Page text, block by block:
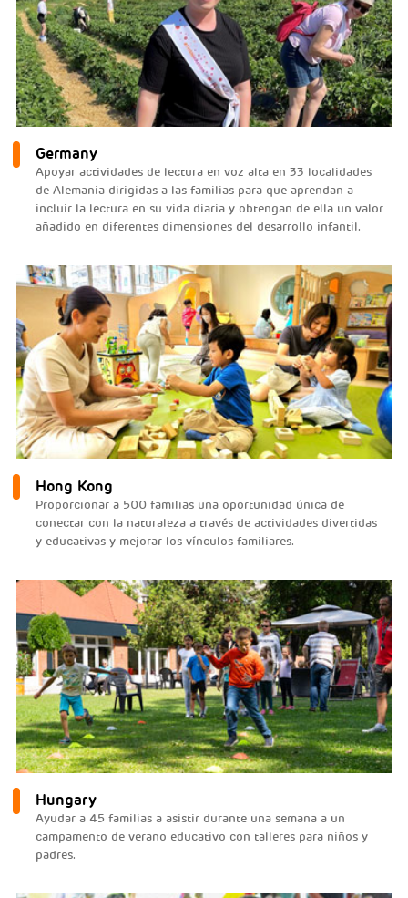
Germany
Apoyar actividades de lectura en voz alta en 33 localidades
de Alemania dirigidas a las familias para que aprendan a
incluir la lectura en su vida diaria y obtengan de ella un valor
añadido en diferentes dimensiones del desarrollo infantil.
Hong Kong
Proporcionar a 500 familias una oportunidad única de
conectar con la naturaleza a través de actividades divertidas
y educativas y mejorar los vínculos familiares.
Hungary
Ayudar a 45 familias a asistir durante una semana a un
campamento de verano educativo con talleres para niños y
padres.